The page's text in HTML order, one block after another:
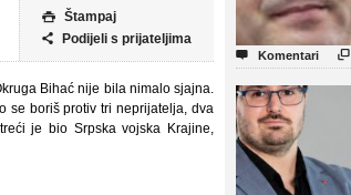
 Štampaj
 Podijeli s prijateljima
Bihać nije bila nimalo sjajna.
se boriš protiv tri neprijatelja, dva
je bio Srpska vojska Krajine,
 Komentari 